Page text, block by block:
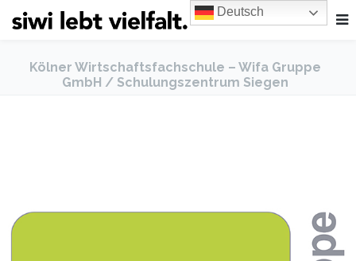
Kölner Wirtschaftsfachschule – Wifa Gruppe
GmbH / Schulungszentrum Siegen
Deutsch